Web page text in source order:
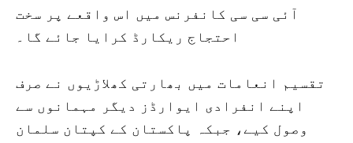
آئی سی سی کانفرنس میں اس واقعے پر سخت
احتجاج ریکارڈ کرایا جائے گا۔
تقسیم انعامات میں بھارتی کھلاڑیوں نے صرف
اپنے انفرادی ایوارڈز دیگر مہمانوں سے
وصول کیے، جبکہ پاکستان کے کپتان سلمان